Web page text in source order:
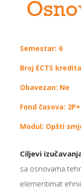
Semestar: 6
Broj ECTS
Obavezan: Ne
Fond časova:
Modul: Opšti
Ciljevi
sa osnovama
elementimat